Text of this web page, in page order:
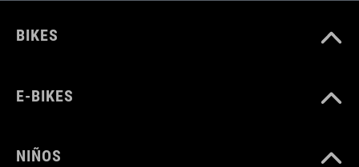
BIKES
E-BIKES
NIÑOS